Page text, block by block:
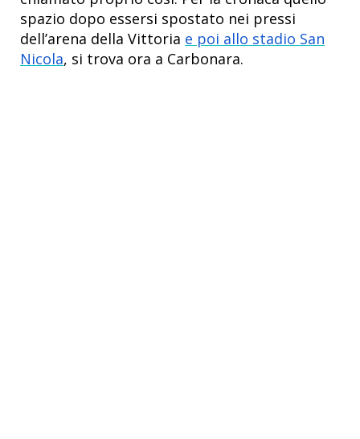
spazio dopo essersi spostato nei pressi
dell’arena della Vittoria e poi allo stadio San
Nicola, si trova ora a Carbonara.